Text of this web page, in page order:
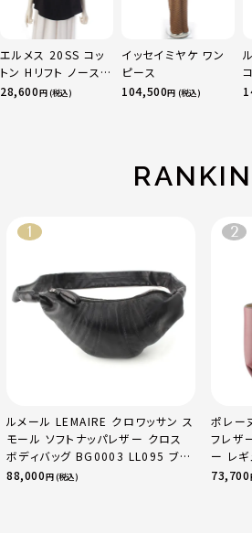
エルメス 20SS コッ
トン Hリフト ノースリ
ーブ ブラウス トップ
28,600円 (税込)
イッセイミヤケ ワン
ピース
104,500円 (税込)
ルメール LEMAIRE クロワッサン ス
モール ソフトナッパレザー クロス
ボディバッグ BG0003 LL095 ブラ
ック
88,000円 (税込)
ポレー
フレザ
ー レギ
73,700